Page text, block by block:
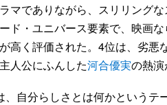
マでありながら、スリリング
ド・ユニバース要素で、映画
高く評価された。4位は、劣悪
人公にふんした河合優実の熱
自分らしさとは何かというテ